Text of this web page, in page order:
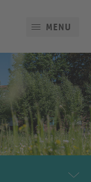
MENU